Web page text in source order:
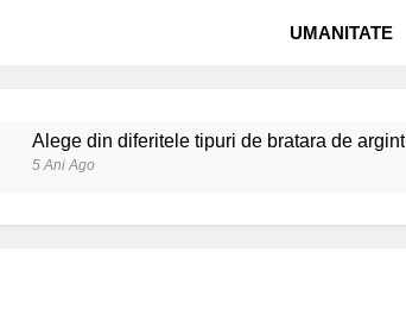
UMANITATE
Alege din diferitele tipuri de bratara de argint
5 Ani Ago
6 Ani Ago